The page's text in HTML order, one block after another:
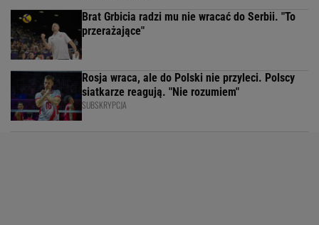
Brat Grbicia radzi mu nie wracać do Serbii. "To
przerażające"
Rosja wraca, ale do Polski nie przyleci. Polscy
siatkarze reagują. "Nie rozumiem"
SUBSKRYPCJA